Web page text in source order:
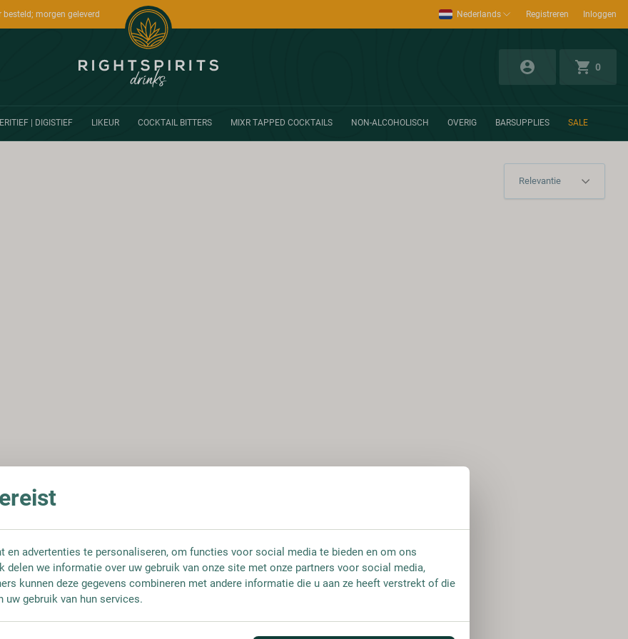
morgen geleverd Nederlands Registreren Inloggen
0
| DIGISTIEF LIKEUR COCKTAIL BITTERS MIXR TAPPED COCKTAILS NON-ALCOHOLISCH OVERIG BARSUPPLIES SALE
en advertenties te personaliseren, om functies voor social media te bieden en om ons
delen we informatie over uw gebruik van onze site met onze partners voor social media,
kunnen deze gegevens combineren met andere informatie die u aan ze heeft verstrekt of die
uw gebruik van hun services.